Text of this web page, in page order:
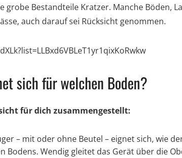
grobe Bestandteile Kratzer. Manche Böden,
auch darauf sei Rücksicht genommen.
sich für welchen Boden?
für dich zusammengestellt:
– mit oder ohne Beutel – eignet sich, wie
Bodens. Wendig gleitet das Gerät über die